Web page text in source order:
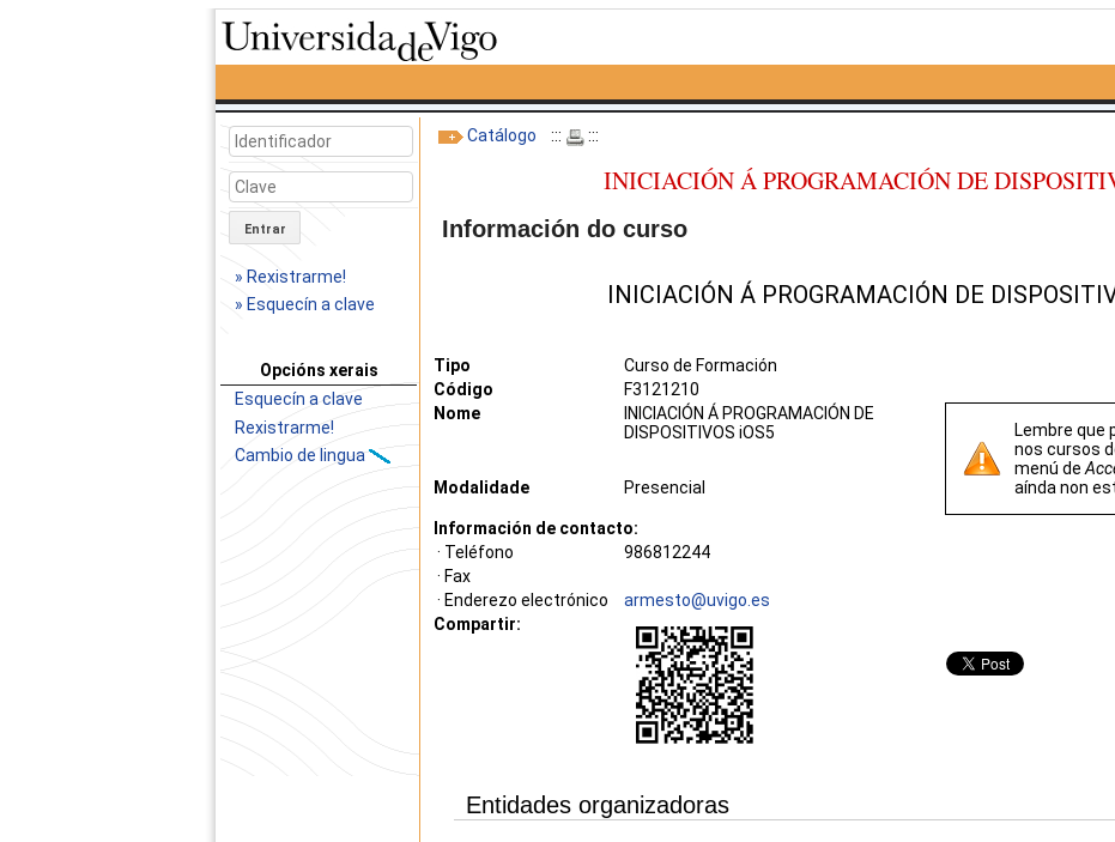
Entrar
» Rexistrarme!
» Esquecín a clave
Opcións xerais
Esquecín a clave
Rexistrarme!
Cambio de lingua
Catálogo ::: :::
INICIACIÓN Á PROGRAMACIÓN DE
Información do curso
INICIACIÓN Á PROGRAMACIÓN DE
Tipo
Curso de Formación
Código
F3121210
Nome
INICIACIÓN Á PROGRAMACIÓN DE
DISPOSITIVOS iOS5
Lembre que
nos cursos
menú de
aínda non
Modalidade Presencial
Información de contacto:
· Teléfono
986812244
· Fax
· Enderezo electrónico
armesto@uvigo.es
Compartir:
Entidades organizadoras